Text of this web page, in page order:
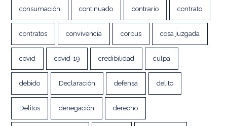
consumación continuado contrario contrato
contratos convivencia corpus cosa juzgada
covid covid-19 credibilidad culpa
debido Declaración defensa delito
Delitos denegación derecho